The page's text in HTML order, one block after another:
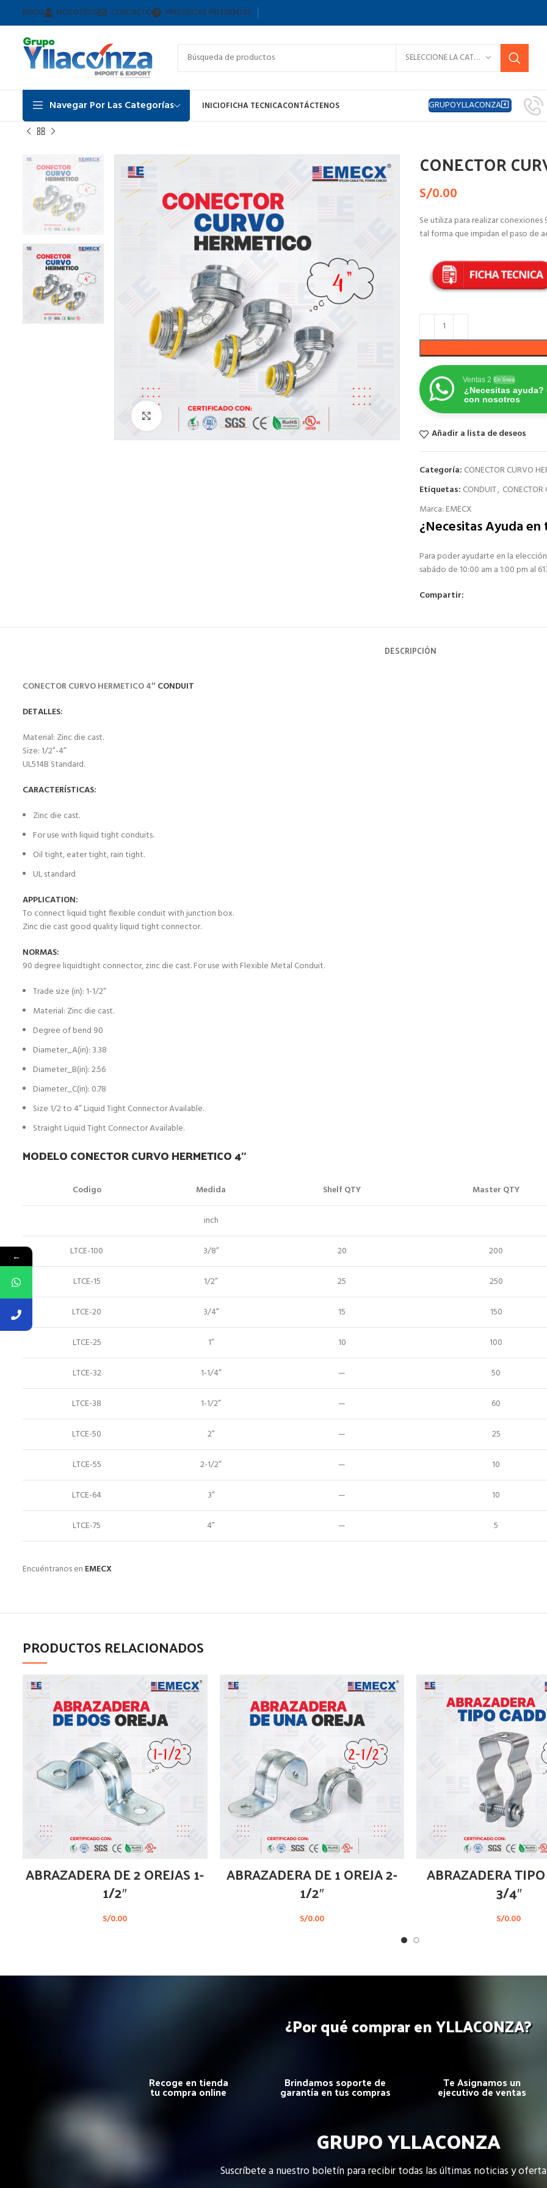
INICIO NOSOTROS CONTACTO PREGUNTAS FRECUENTES
SELECCIONE LA CATEGORÍA
Navegar Por Las Categorías INICIOFICHA TECNICACONTÁCTENOS GRUPOYLLACONZA
Inicio CONECTOR CURVO HERMETICO CONECTOR CURVO HERMETICO 4″
Haga Click para agrandar
CONECTOR
S/0.00
Se utiliza para realizar
tal forma que impidan el paso de
Ventas 2 En línea
¿Necesitas ayuda?
con nosotros
Añadir a lista de deseos
Categoría: CONECTOR CURVO
Etiquetas: CONDUIT, CONECTOR
Marca: EMECX
¿Necesitas Ayuda en
Para poder ayudarte en la
sabádo de 10:00 am a 1:00 pm al
Compartir:
DESCRIPCIÓN
CONECTOR CURVO HERMETICO 4″CONDUIT
DETALLES:
Material: Zinc die cast.
Size: 1/2”-4”
UL514B Standard.
CARACTERÍSTICAS:
Zinc die cast.
For use with liquid tight conduits.
Oil tight, eater tight, rain tight.
UL standard
APPLICATION:
To connect liquid tight flexible conduit with junction box.
Zinc die cast good quality liquid tight connector.
NORMAS:
90 degree liquidtight connector, zinc die cast. For use with Flexible Metal Conduit.
Trade size (in): 1-1/2”
Material: Zinc die cast.
Degree of bend 90
Diameter_A(in): 3.38
Diameter_B(in): 2.56
Diameter_C(in): 0.78
Size 1/2 to 4” Liquid Tight Connector Available.
Straight Liquid Tight Connector Available.
MODELO CONECTOR CURVO HERMETICO 4″
Codigo Medida Shelf QTY Master QTY
inch
LTCE-100 3/8” 20 200
LTCE-15 1/2” 25 250
LTCE-20 3/4” 15 150
LTCE-25 1” 10 100
LTCE-32 1-1/4” — 50
LTCE-38 1-1/2” — 60
LTCE-50 2” — 25
LTCE-55 2-1/2” — 10
LTCE-64 3” — 10
LTCE-75 4” — 5
Encuéntranos en EMECX
PRODUCTOS RELACIONADOS
ABRAZADERA DE 2 OREJAS 1-
1/2″
S/0.00
ABRAZADERA DE 1 OREJA 2-
1/2″
S/0.00
ABRAZADERA
3/4″
S/0.00
¿Por qué comprar en YLLACONZA?
Recoge en tienda
tu compra online
Brindamos soporte de
garantía en tus compras
Te Asignamos un
ejecutivo de ventas
GRUPO YLLACONZA
Suscríbete a nuestro boletín para recibir todas las últimas noticias y
←